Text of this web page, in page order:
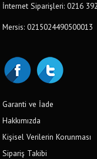
İnternet Siparişleri: 0216
Mersis: 0215024490500013
Garanti ve İade
Hakkımızda
Kişisel Verilerin Korunması
Sipariş Takibi